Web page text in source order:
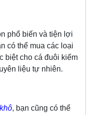
phổ biến và tiện lợi
có thể mua các loại
biệt cho cá đuôi kiếm
liệu tự nhiên.
, bạn cũng có thể